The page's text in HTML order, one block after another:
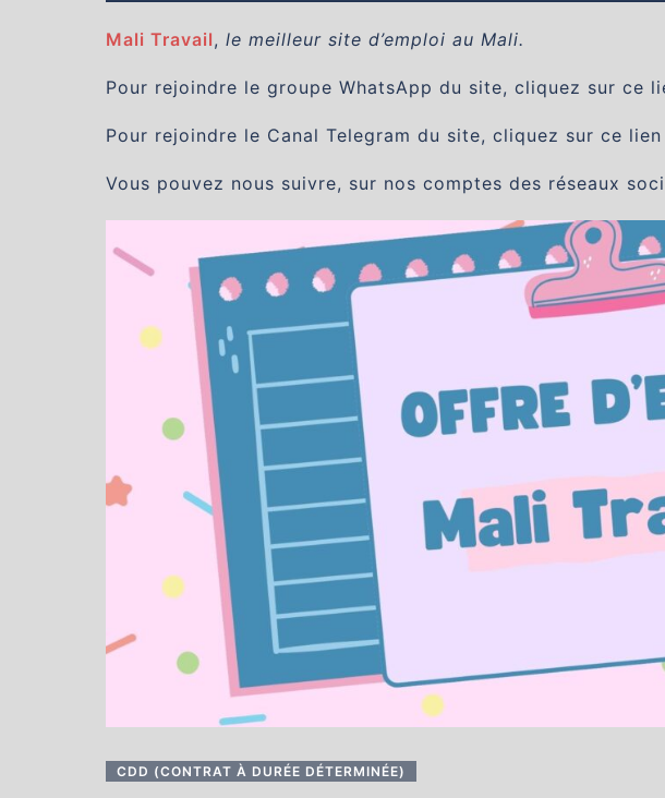
Mali Travail, le meilleur site d’emploi au Mali.
Pour rejoindre le groupe WhatsApp du site, cliquez sur ce
Pour rejoindre le Canal Telegram du site, cliquez sur ce lien
Vous pouvez nous suivre, sur nos comptes des réseaux
CDD (CONTRAT À DURÉE DÉTERMINÉE)